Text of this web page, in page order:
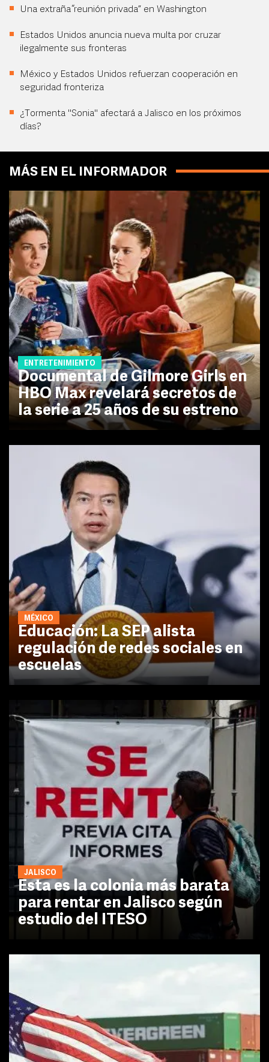
Una extraña “reunión privada” en Washington
Estados Unidos anuncia nueva multa por cruzar
ilegalmente sus fronteras
México y Estados Unidos refuerzan cooperación en
seguridad fronteriza
¿Tormenta "Sonia" afectará a Jalisco en los próximos
días?
MÁS EN EL INFORMADOR
ENTRETENIMIENTO
Documental de Gilmore Girls en
HBO Max revelará secretos de
la serie a 25 años de su estreno
MÉXICO
Educación: La SEP alista
regulación de redes sociales en
escuelas
JALISCO
Esta es la colonia más barata
para rentar en Jalisco según
estudio del ITESO